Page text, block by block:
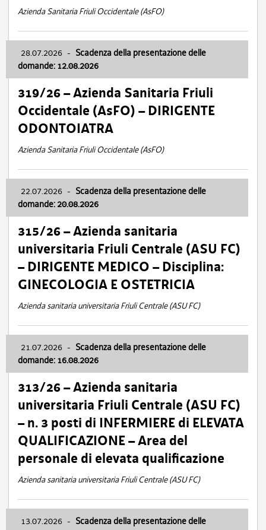
Azienda Sanitaria Friuli Occidentale (AsFO)
28.07.2026 - Scadenza della presentazione delle
domande: 12.08.2026
319/26 – Azienda Sanitaria Friuli
Occidentale (AsFO) – DIRIGENTE
ODONTOIATRA
Azienda Sanitaria Friuli Occidentale (AsFO)
22.07.2026 - Scadenza della presentazione delle
domande: 20.08.2026
315/26 – Azienda sanitaria
universitaria Friuli Centrale (ASU FC)
– DIRIGENTE MEDICO – Disciplina:
GINECOLOGIA E OSTETRICIA
Azienda sanitaria universitaria Friuli Centrale (ASU FC)
21.07.2026 - Scadenza della presentazione delle
domande: 16.08.2026
313/26 – Azienda sanitaria
universitaria Friuli Centrale (ASU FC)
– n. 3 posti di INFERMIERE di ELEVATA
QUALIFICAZIONE – Area del
personale di elevata qualificazione
Azienda sanitaria universitaria Friuli Centrale (ASU FC)
13.07.2026 - Scadenza della presentazione delle